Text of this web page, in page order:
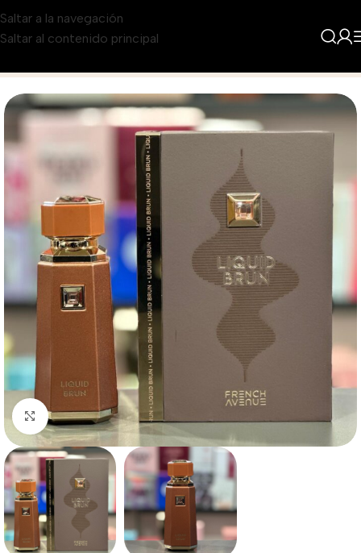
Saltar a la navegación
Saltar al contenido principal
Haga clic para ampliar